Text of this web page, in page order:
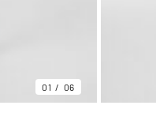
01 06